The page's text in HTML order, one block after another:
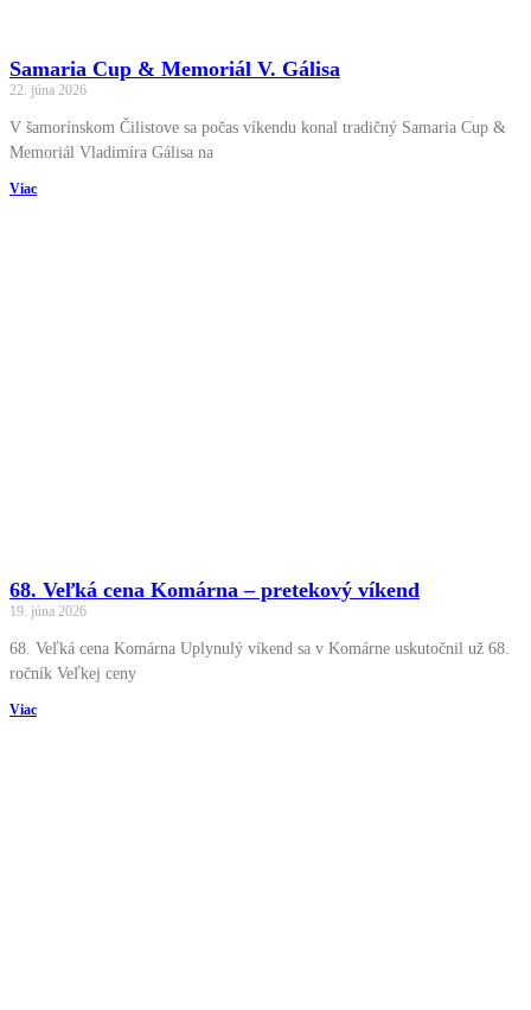
Samaria Cup & Memoriál V. Gálisa
22. júna 2026
V šamorínskom Čilistove sa počas víkendu konal tradičný Samaria Cup &
Memoriál Vladimíra Gálisa na
Viac
68. Veľká cena Komárna – pretekový víkend
19. júna 2026
68. Veľká cena Komárna Uplynulý víkend sa v Komárne uskutočnil už 68.
ročník Veľkej ceny
Viac